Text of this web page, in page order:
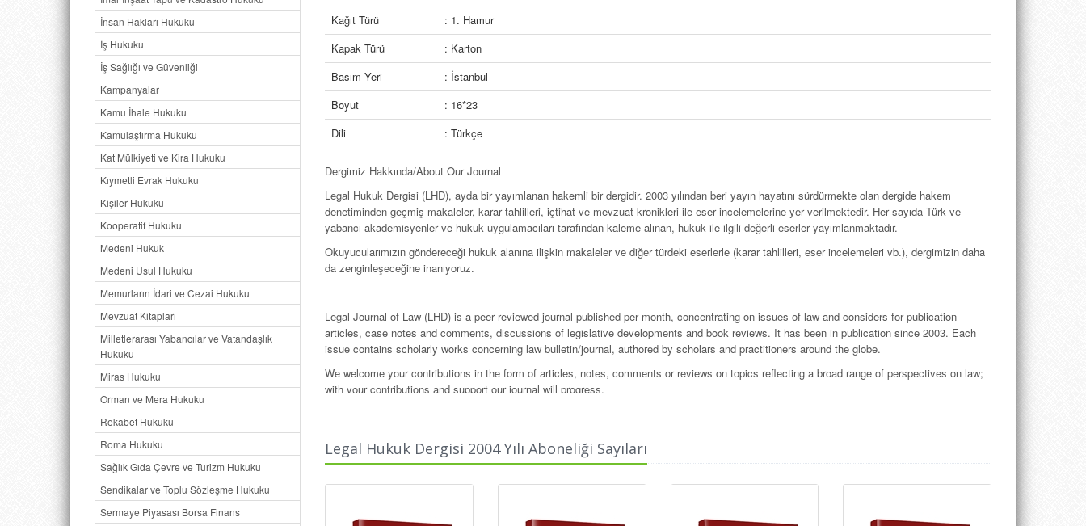
İnsan Hakları Hukuku
İş Hukuku
İş Sağlığı ve Güvenliği
Kampanyalar
Kamu İhale Hukuku
Kamulaştırma Hukuku
Kat Mülkiyeti ve Kira Hukuku
Kıymetli Evrak Hukuku
Kişiler Hukuku
Kooperatif Hukuku
Medeni Hukuk
Medeni Usul Hukuku
Memurların İdari ve Cezai Hukuku
Mevzuat Kitapları
Milletlerarası Yabancılar ve Vatandaşlık
Hukuku
Miras Hukuku
Orman ve Mera Hukuku
Rekabet Hukuku
Roma Hukuku
Sağlık Gıda Çevre ve Turizm Hukuku
Sendikalar ve Toplu Sözleşme Hukuku
Sermaye Piyasası Borsa Finans
Kağıt Türü
: 1. Hamur
Kapak Türü
: Karton
Basım Yeri
: İstanbul
Boyut
: 16*23
Dili
: Türkçe
Dergimiz Hakkında/About Our Journal
Legal Hukuk Dergisi (LHD), ayda bir yayımlanan hakemli bir dergidir. 2003 yılından beri yayın hayatını sürdürmekte olan dergide hakem
denetiminden geçmiş makaleler, karar tahlilleri, içtihat ve mev­zuat kronikleri ile eser incelemelerine yer veril­mektedir. Her sayıda Türk ve
yabancı akademisyenler ve hukuk uygulamacıları tarafından kaleme alınan, hukuk ile ilgili değerli eserler yayımlanmaktadır.
Okuyucularımızın göndereceği hukuk alanına ilişkin makaleler ve diğer türdeki eserlerle (karar tahlilleri, eser incelemeleri vb.), dergimizin daha
da zenginleşeceğine inanıyoruz.
Legal Journal of Law (LHD) is a peer reviewed journal published per month, concentrating on issues of law and considers for publication
articles, case notes and comments, discussions of legislative developments and book reviews. It has been in publication since 2003. Each
issue contains scholarly works concerning law bulletin/journal, authored by scholars and practitioners around the globe.
We welcome your contributions in the form of articles, notes, comments or reviews on topics reflecting a broad range of perspectives on law;
with your contributions and support our journal will progress.
Legal Hukuk Dergisi 2004 Yılı Aboneliği Sayıları